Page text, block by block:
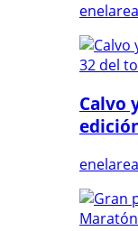
enelarea
Calvo
enelarea